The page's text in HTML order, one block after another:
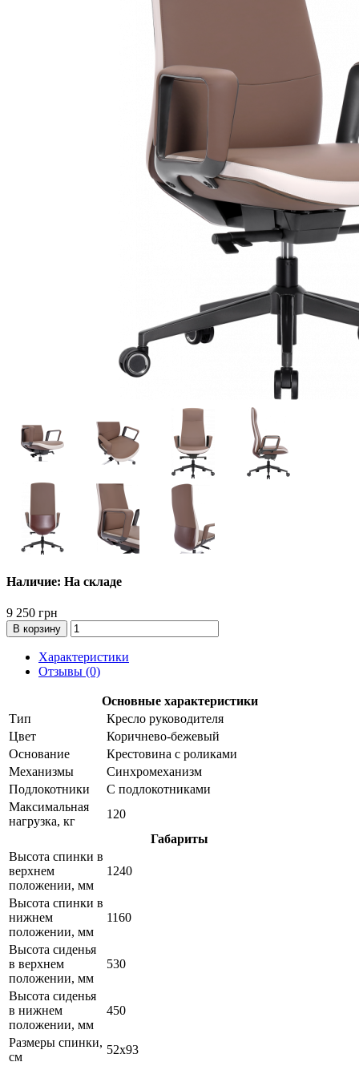
Наличие: На складе
9 250 грн
В корзину
Характеристики
Отзывы (0)
Основные характеристики
Тип
Кресло руководителя
Цвет
Коричнево-бежевый
Основание
Крестовина с роликами
Механизмы
Синхромеханизм
Подлокотники
С подлокотниками
Максимальная
нагрузка, кг
120
Габариты
Высота спинки в
верхнем
положении, мм
1240
Высота спинки в
нижнем
положении, мм
1160
Высота сиденья
в верхнем
положении, мм
530
Высота сиденья
в нижнем
положении, мм
450
Размеры спинки,
см
52x93